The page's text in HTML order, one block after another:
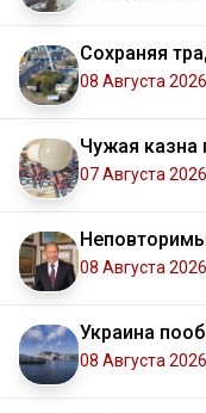
Сохраняя
08 Августа
Чужая казна
07 Августа
08 Августа
Украина
08 Августа